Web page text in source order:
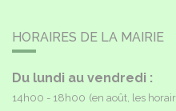
HORAIRES DE LA MAIRIE
Du lundi au vendredi :
14h00 - 18h00 (en août, les